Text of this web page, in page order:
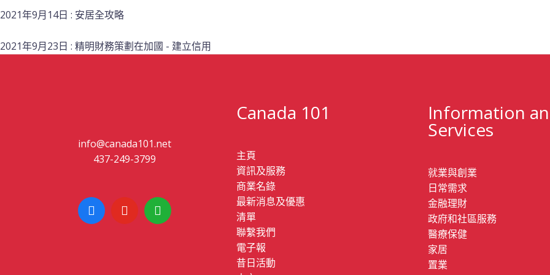
2021年9月14日 : 安居全攻略
2021年9月23日 : 精明財務策劃在加國 - 建立信用
info@canada101.net
437-249-3799
Canada 101
主頁
資訊及服務
商業名錄
最新消息及優惠
清單
聯繫我們
電子報
昔日活動
Information
Services
就業與創業
日常需求
金融理財
政府和社區服務
醫療保健
家居
置業